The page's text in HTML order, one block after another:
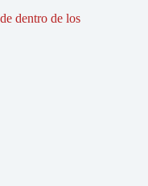
dentro de los